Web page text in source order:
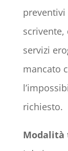
servizi
mancato
richiesto.